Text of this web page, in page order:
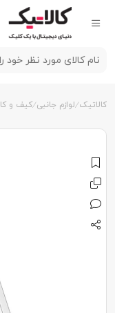
کالاتیک لوازم جانبی کیف و